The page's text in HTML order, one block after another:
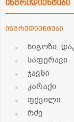
ინგრედიენტები
ინგრედიენტები
ნიგოზი,
საფერავი
ჯავზი
კარაქი
ფქვილი
რძე